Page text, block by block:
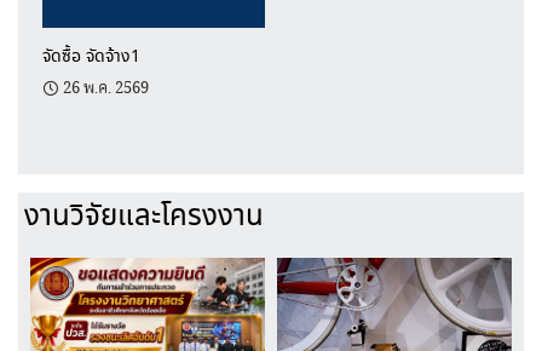
จัดซื้อ จัดจ้าง1
26 พ.ค. 2569
งานวิจัยและโครงงาน